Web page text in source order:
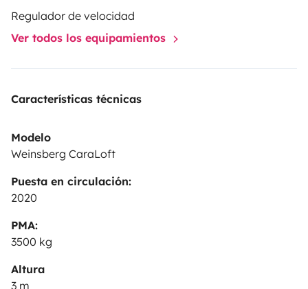
motorhome.
Regulador de velocidad
Ver todos los equipamientos
Características técnicas
Modelo
Weinsberg CaraLoft
Puesta en circulación:
2020
PMA:
3500 kg
Altura
3 m